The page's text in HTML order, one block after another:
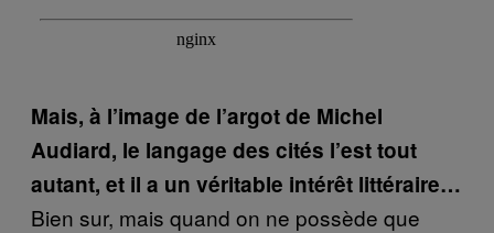
Mais, à l’image de l’argot de Michel
Audiard, le langage des cités l’est tout
autant, et il a un véritable intérêt littéraire…
Bien sur, mais quand on ne possède que